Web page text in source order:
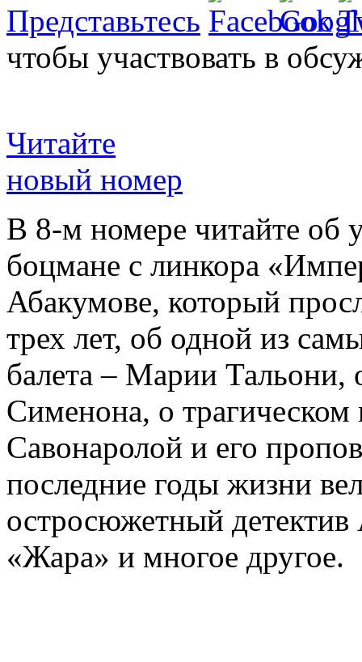
Представьтесь
чтобы участвовать в
Читайте
новый номер
В 8-м номере читайте об
боцмане с линкора
Абакумове, который
трех лет, об одной из
балета – Марии
Сименона, о трагическом
Савонаролой и его
последние годы жизни
остросюжетный детектив
«Жара» и многое другое.